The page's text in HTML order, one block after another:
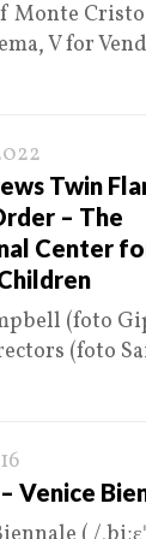
Monte Cristo
V for
Twin
– The
Center
(foto
(foto
Venice